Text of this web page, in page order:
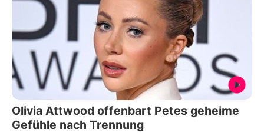
Olivia Attwood offenbart Petes geheime
Gefühle nach Trennung